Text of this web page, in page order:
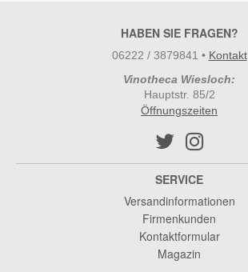
HABEN SIE FRAGEN?
06222 / 3879841 • Kontakt
Vinotheca Wiesloch:
Hauptstr. 85/2
Öffnungszeiten
SERVICE
Versandinformationen
Firmenkunden
Kontaktformular
Magazin